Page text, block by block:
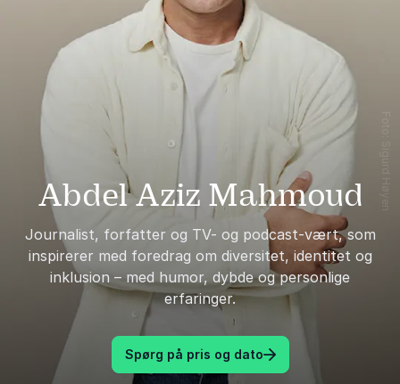
Abdel Aziz Mahmoud
Journalist, forfatter og TV- og podcast-vært, som
inspirerer med foredrag om diversitet, identitet og
inklusion – med humor, dybde og personlige
erfaringer.
Spørg på pris og dato
Foto: Sigurd Høyen